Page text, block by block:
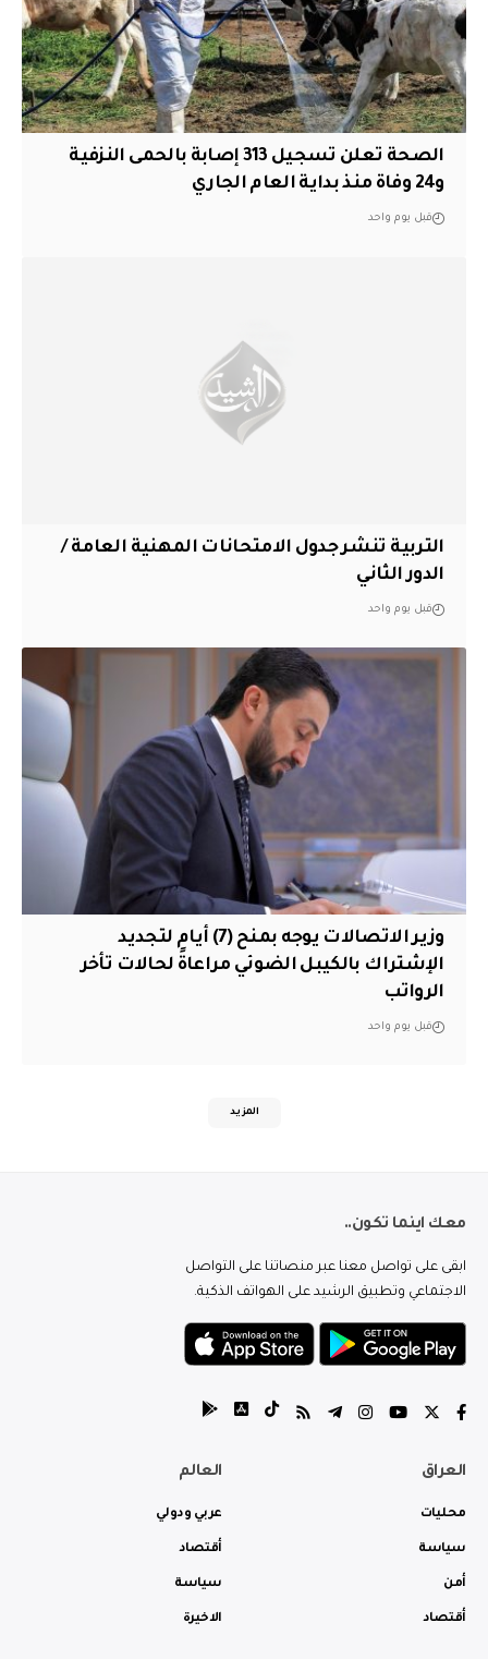
الصحة تعلن تسجيل 313 إصابة بالحمى النزفية
و24 وفاة منذ بداية العام الجاري
قبل يوم واحد
التربية تنشر جدول الامتحانات المهنية العامة /
الدور الثاني
قبل يوم واحد
وزير الاتصالات يوجه بمنح (7) أيام لتجديد
الإشتراك بالكيبل الضوئي مراعاةً لحالات تأخر
الرواتب
قبل يوم واحد
المزيد
معك اينما تكون..
ابقى على تواصل معنا عبر منصاتنا على التواصل
الاجتماعي وتطبيق الرشيد على الهواتف الذكية.
العراق
محليات
سياسة
أمن
أقتصاد
العالم
عربي ودولي
أقتصاد
سياسة
الاخيرة